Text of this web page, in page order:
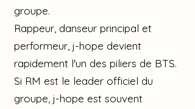
groupe.
Rappeur, danseur principal et
performeur, j-hope devient
rapidement l'un des piliers de BTS.
Si RM est le leader officiel du
groupe, j-hope est souvent